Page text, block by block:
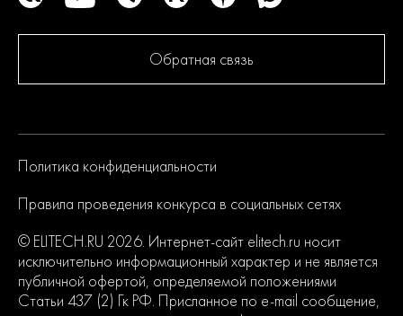
Обратная связь
Политика конфиденциальности
Правила проведения конкурса в социальных сетях
© ELITECH.RU 2026. Интернет-сайт elitech.ru носит
исключительно информационный характер и не является
публичной офертой, определяемой положениями
Статьи 437 (2) Гк РФ. Присланное по e-mail сообщение,